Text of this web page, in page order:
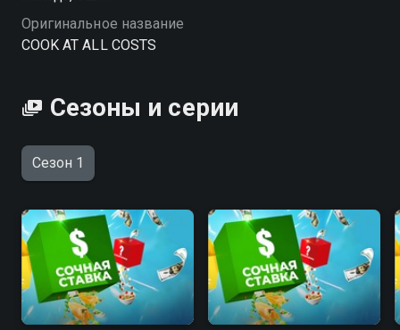
фантазия, опыт и страсть к своему делу. Шоу, где
кулинария становится искусством вопреки
ограничениям. «СОЧНАЯ СТАВКА» — смотрите
Оригинальное название
COOK AT ALL COSTS
Сезоны и серии
Сезон 1